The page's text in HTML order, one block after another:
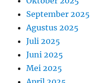
September 2025
Agustus 2025
Juli 2025
Juni 2025
Mei 2025